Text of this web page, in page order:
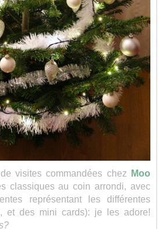
visites commandées chez
Moo
classiques au coin arrondi, avec
représentant les différentes
et des mini cards): je les adore!